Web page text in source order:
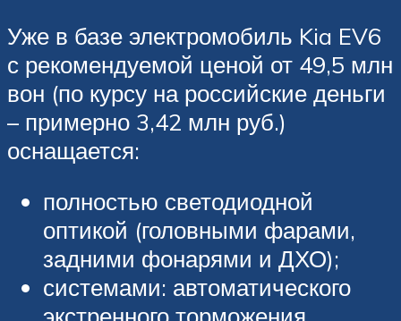
Уже в базе электромобиль Kia EV6
с рекомендуемой ценой от 49,5 млн
вон (по курсу на российские деньги
– примерно 3,42 млн руб.)
оснащается:
полностью светодиодной
оптикой (головными фарами,
задними фонарями и ДХО);
системами: автоматического